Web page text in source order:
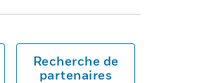
Recherche de
partenaires